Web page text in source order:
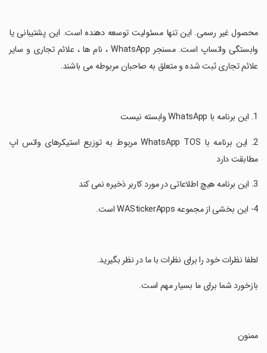
‏محصول غیر رسمی. این تنها مسئولیت توسعه دهنده است. این پشتیبانی یا
وابستگی واتساپ است. مسنجر WhatsApp ، نام ها ، علائم تجاری و سایر
علائم تجاری ثبت شده و متعلق به صاحبان مربوطه می باشند.
‏2. این برنامه با WhatsApp TOS مربوط به توزیع استیکرهای واتس اپ
مطابقت دارد
‏لطفا نظرات خود را برای نظرات با ما در نظر بگیرید.
‏بازخورد شما برای ما بسیار مهم است.
‏ممنون